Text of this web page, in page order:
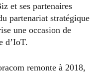
et ses partenaires
partenariat stratégique
une occasion de
d’IoT.
remonte à 2018,